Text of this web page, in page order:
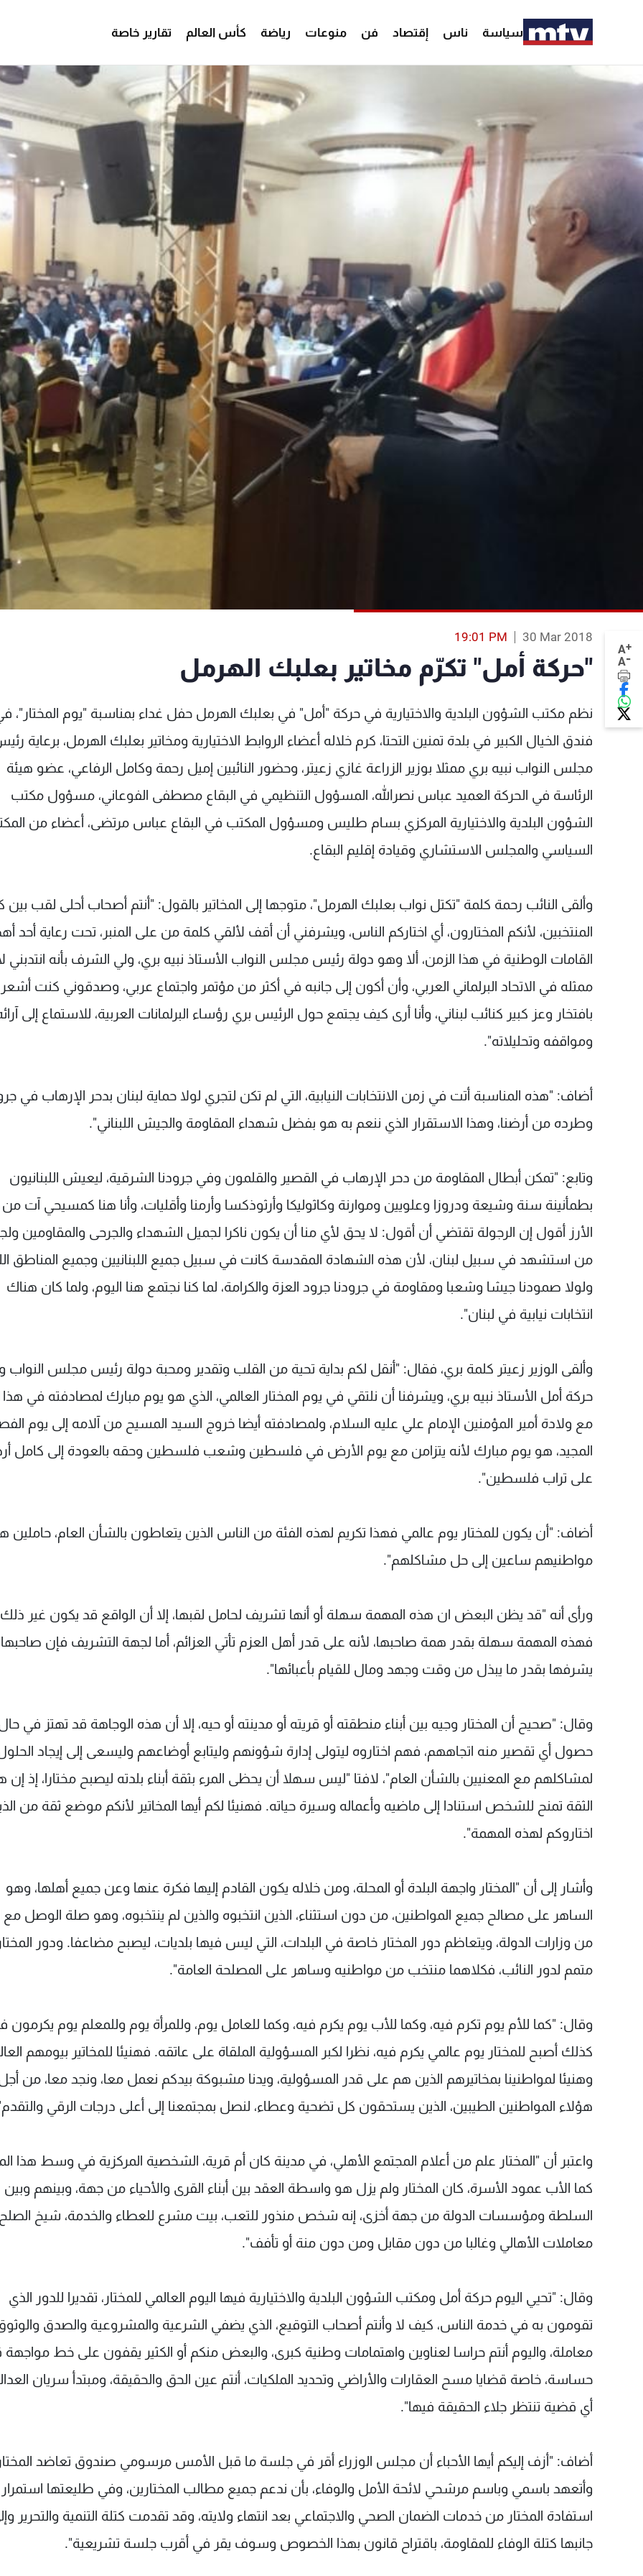
سياسة ناس إقتصاد فن منوعات رياضة كأس العالم تقارير خاصة
A+
A-
30 Mar 2018
19:01 PM
"حركة أمل" تكرّم مخاتير بعلبك الهرمل
نظم مكتب الشؤون البلدية والاختيارية في حركة "أمل" في بعلبك الهرمل حفل غداء بمناسبة "يوم المختار"،
فندق الخيال الكبير في بلدة تمنين التحتا، كرم خلاله أعضاء الروابط الاختيارية ومخاتير بعلبك الهرمل، برعاية
مجلس النواب نبيه بري ممثلا بوزير الزراعة غازي زعيتر، وحضور النائبين إميل رحمة وكامل الرفاعي، عضو هيئة
الرئاسة في الحركة العميد عباس نصرالله، المسؤول التنظيمي في البقاع مصطفى الفوعاني، مسؤول مكتب
الشؤون البلدية والاختيارية المركزي بسام طليس ومسؤول المكتب في البقاع عباس مرتضى، أعضاء من
السياسي والمجلس الاستشاري وقيادة إقليم البقاع.
وألقى النائب رحمة كلمة "تكتل نواب بعلبك الهرمل"، متوجها إلى المخاتير بالقول: "أنتم أصحاب أحلى لقب بين
المنتخبين، لأنكم المختارون، أي اختاركم الناس، ويشرفني أن أقف لألقي كلمة من على المنبر، تحت رعاية أحد
القامات الوطنية في هذا الزمن، ألا وهو دولة رئيس مجلس النواب الأستاذ نبيه بري، ولي الشرف بأنه انتدبني
ممثله في الاتحاد البرلماني العربي، وأن أكون إلى جانبه في أكثر من مؤتمر واجتماع عربي، وصدقوني كنت أشعر
بافتخار وعز كبير كنائب لبناني، وأنا أرى كيف يجتمع حول الرئيس بري رؤساء البرلمانات العربية، للاستماع إلى
ومواقفه وتحليلاته".
أضاف: "هذه المناسبة أتت في زمن الانتخابات النيابية، التي لم تكن لتجري لولا حماية لبنان بدحر الإرهاب في
وطرده من أرضنا، وهذا الاستقرار الذي ننعم به هو بفضل شهداء المقاومة والجيش اللبناني".
وتابع: "تمكن أبطال المقاومة من دحر الإرهاب في القصير والقلمون وفي جرودنا الشرقية، ليعيش اللبنانيون
بطمأنينة سنة وشيعة ودروزا وعلويين وموارنة وكاثوليكا وأرثوذكسا وأرمنا وأقليات، وأنا هنا كمسيحي آت
الأرز أقول إن الرجولة تقتضي أن أقول: لا يحق لأي منا أن يكون ناكرا لجميل الشهداء والجرحى والمقاومين
من استشهد في سبيل لبنان، لأن هذه الشهادة المقدسة كانت في سبيل جميع اللبنانيين وجميع المناطق
ولولا صمودنا جيشا وشعبا ومقاومة في جرودنا جرود العزة والكرامة، لما كنا نجتمع هنا اليوم، ولما كان هناك
انتخابات نيابية في لبنان".
وألقى الوزير زعيتر كلمة بري، فقال: "أنقل لكم بداية تحية من القلب وتقدير ومحبة دولة رئيس مجلس
حركة أمل الأستاذ نبيه بري، ويشرفنا أن نلتقي في يوم المختار العالمي، الذي هو يوم مبارك لمصادفته في هذا
مع ولادة أمير المؤمنين الإمام علي عليه السلام، ولمصادفته أيضا خروج السيد المسيح من آلامه إلى يوم
المجيد، هو يوم مبارك لأنه يتزامن مع يوم الأرض في فلسطين وشعب فلسطين وحقه بالعودة إلى كامل
على تراب فلسطين".
أضاف: "أن يكون للمختار يوم عالمي فهذا تكريم لهذه الفئة من الناس الذين يتعاطون بالشأن العام، حاملين
مواطنيهم ساعين إلى حل مشاكلهم".
ورأى أنه "قد يظن البعض ان هذه المهمة سهلة أو أنها تشريف لحامل لقبها، إلا أن الواقع قد يكون غير ذلك
فهذه المهمة سهلة بقدر همة صاحبها، لأنه على قدر أهل العزم تأتي العزائم، أما لجهة التشريف فإن صاحبها
يشرفها بقدر ما يبذل من وقت وجهد ومال للقيام بأعبائها".
وقال: "صحيح أن المختار وجيه بين أبناء منطقته أو قريته أو مدينته أو حيه، إلا أن هذه الوجاهة قد تهتز في
حصول أي تقصير منه اتجاههم، فهم اختاروه ليتولى إدارة شؤونهم وليتابع أوضاعهم وليسعى إلى إيجاد
لمشاكلهم مع المعنيين بالشأن العام"، لافتا "ليس سهلا أن يحظى المرء بثقة أبناء بلدته ليصبح مختارا، إذ إن
الثقة تمنح للشخص استنادا إلى ماضيه وأعماله وسيرة حياته. فهنيئا لكم أيها المخاتير لأنكم موضع ثقة من
اختاروكم لهذه المهمة".
وأشار إلى أن "المختار واجهة البلدة أو المحلة، ومن خلاله يكون القادم إليها فكرة عنها وعن جميع أهلها، وهو
الساهر على مصالح جميع المواطنين، من دون استثناء، الذين انتخبوه والذين لم ينتخبوه، وهو صلة الوصل مع
من وزارات الدولة، ويتعاظم دور المختار خاصة في البلدات، التي ليس فيها بلديات، ليصبح مضاعفا. ودور المختار
متمم لدور النائب، فكلاهما منتخب من مواطنيه وساهر على المصلحة العامة".
وقال: "كما للأم يوم تكرم فيه، وكما للأب يوم يكرم فيه، وكما للعامل يوم، وللمرأة يوم وللمعلم يوم يكرمون
كذلك أصبح للمختار يوم عالمي يكرم فيه، نظرا لكبر المسؤولية الملقاة على عاتقه. فهنيئا للمخاتير بيومهم
وهنيئا لمواطنينا بمخاتيرهم الذين هم على قدر المسؤولية، ويدنا مشبوكة بيدكم نعمل معا، ونجد معا، من
هؤلاء المواطنين الطيبين، الذين يستحقون كل تضحية وعطاء، لنصل بمجتمعنا إلى أعلى درجات الرقي
واعتبر أن "المختار علم من أعلام المجتمع الأهلي، في مدينة كان أم قرية، الشخصية المركزية في وسط هذا
كما الأب عمود الأسرة، كان المختار ولم يزل هو واسطة العقد بين أبناء القرى والأحياء من جهة، وبينهم وبين
السلطة ومؤسسات الدولة من جهة أخزى، إنه شخص منذور للتعب، بيت مشرع للعطاء والخدمة، شيخ
معاملات الأهالي وغالبا من دون مقابل ومن دون منة أو تأفف".
وقال: "تحيي اليوم حركة أمل ومكتب الشؤون البلدية والاختيارية فيها اليوم العالمي للمختار، تقديرا للدور الذي
تقومون به في خدمة الناس، كيف لا وأنتم أصحاب التوقيع، الذي يضفي الشرعية والمشروعية والصدق
معاملة، واليوم أنتم حراسا لعناوين واهتمامات وطنية كبرى، والبعض منكم أو الكثير يقفون على خط مواجهة
حساسة، خاصة قضايا مسح العقارات والأراضي وتحديد الملكيات، أنتم عين الحق والحقيقة، ومبتدأ سريان
أي قضية تنتظر جلاء الحقيقة فيها".
أضاف: "أزف إليكم أيها الأحباء أن مجلس الوزراء أقر في جلسة ما قبل الأمس مرسومي صندوق تعاضد
وأتعهد باسمي وباسم مرشحي لائحة الأمل والوفاء، بأن ندعم جميع مطالب المختارين، وفي طليعتها استمرار
استفادة المختار من خدمات الضمان الصحي والاجتماعي بعد انتهاء ولايته، وقد تقدمت كتلة التنمية والتحرير
جانبها كتلة الوفاء للمقاومة، باقتراح قانون بهذا الخصوص وسوف يقر في أقرب جلسة تشريعية".